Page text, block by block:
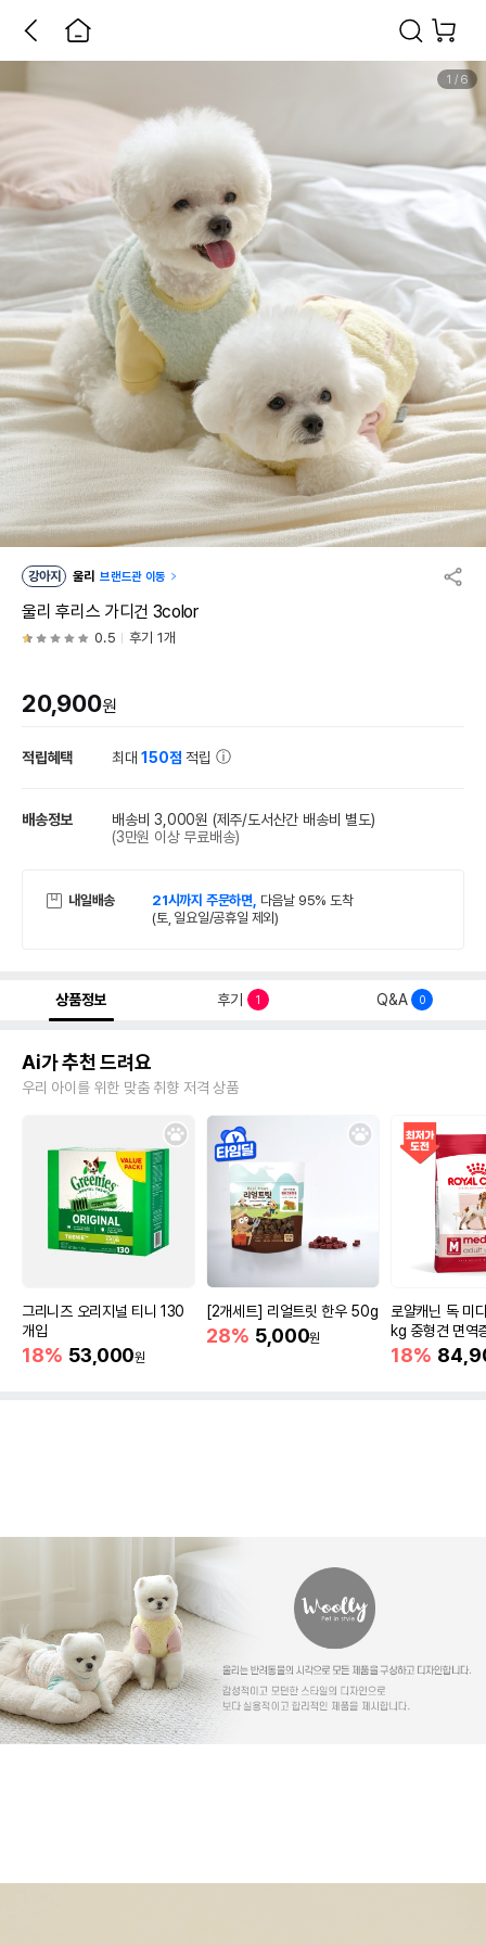
1 / 6
강아지 울리 브랜드관 이동
울리 후리스 가디건 3color
0.5 후기 1개
20,900원
적립혜택 최대150점 적립
배송정보 배송비 3,000원 (제주/도서산간 배송비 별도)
(3만원 이상 무료배송)
내일배송 21시까지 주문하면, 다음날 95% 도착
(토, 일요일/공휴일 제외)
상품정보 후기 1 Q&A 0
Ai가 추천 드려요
우리 아이를 위한 맞춤 취향 저격 상품
그리니즈 오리지널 티니 130
개입
18% 53,000원
[2개세트] 리얼트릿 한우 50g
28% 5,000원
로얄캐닌 독 미
kg 중형견 면역
18%